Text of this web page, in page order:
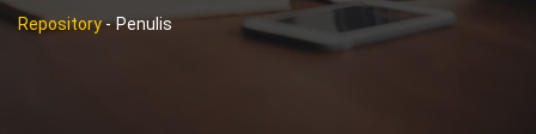
Repository- Penulis